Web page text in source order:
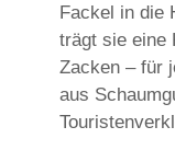
Fackel in die
trägt sie eine
Zacken – für
aus